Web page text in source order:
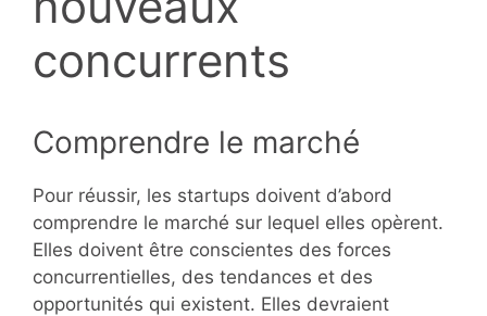
concurrents
Comprendre le marché
Pour réussir, les startups doivent d’abord
comprendre le marché sur lequel elles opèrent.
Elles doivent être conscientes des forces
concurrentielles, des tendances et des
opportunités qui existent. Elles devraient